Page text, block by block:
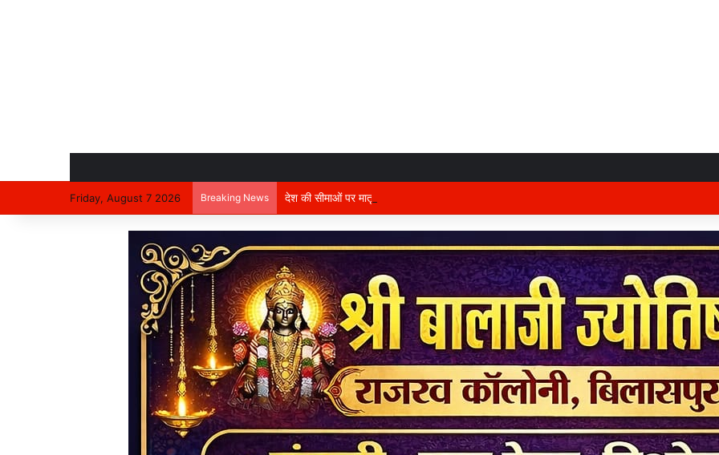
Friday, August 7 2026 Breaking News देश की सीमाओं पर मातृभूमि की रक्षा में तैनात वीर फौजी भाइयों हेतु “सिपाही रक्षा सूत्र संग्रहण” कार्यक्रम हुआ